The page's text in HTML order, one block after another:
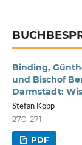
Binding,
und Bischof
Darmstadt:
Stefan Kopp
270-271
PDF